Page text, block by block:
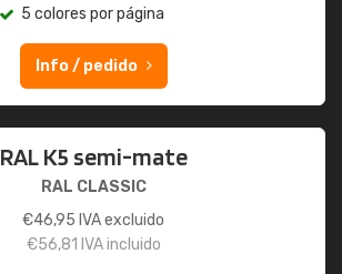
5 colores por página
Info / pedido
RAL K5 semi-mate
RAL CLASSIC
€46,95 IVA excluido
€56,81 IVA incluido